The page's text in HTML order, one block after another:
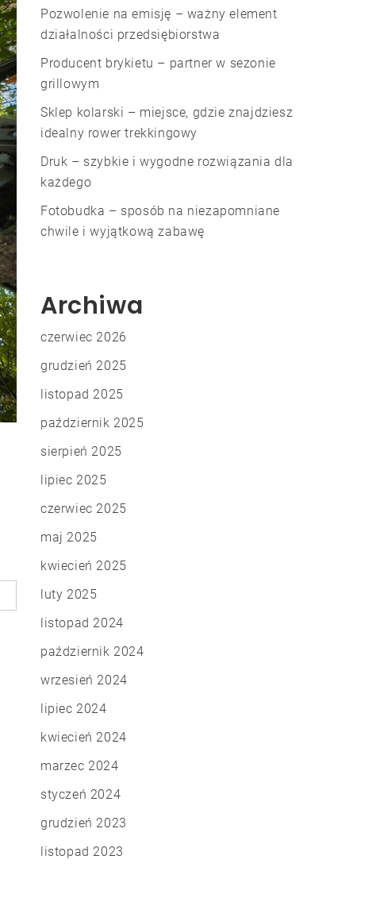
Pozwolenie na emisję – ważny element
działalności przedsiębiorstwa
Producent brykietu – partner w sezonie
grillowym
Sklep kolarski – miejsce, gdzie znajdziesz
idealny rower trekkingowy
Druk – szybkie i wygodne rozwiązania dla
każdego
Fotobudka – sposób na niezapomniane
chwile i wyjątkową zabawę
Archiwa
czerwiec 2026
grudzień 2025
listopad 2025
październik 2025
sierpień 2025
lipiec 2025
czerwiec 2025
maj 2025
kwiecień 2025
luty 2025
listopad 2024
październik 2024
wrzesień 2024
lipiec 2024
kwiecień 2024
marzec 2024
styczeń 2024
grudzień 2023
listopad 2023